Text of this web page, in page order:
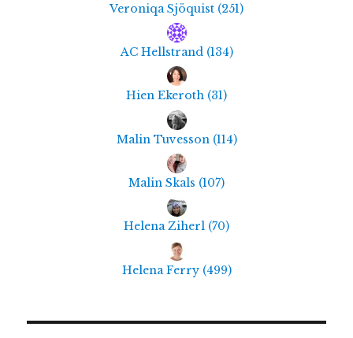
Veroniqa Sjöquist (251)
AC Hellstrand (134)
Hien Ekeroth (31)
Malin Tuvesson (114)
Malin Skals (107)
Helena Ziherl (70)
Helena Ferry (499)